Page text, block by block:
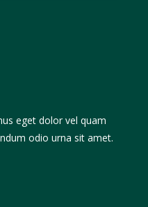
eget dolor vel quam
odio urna sit amet.